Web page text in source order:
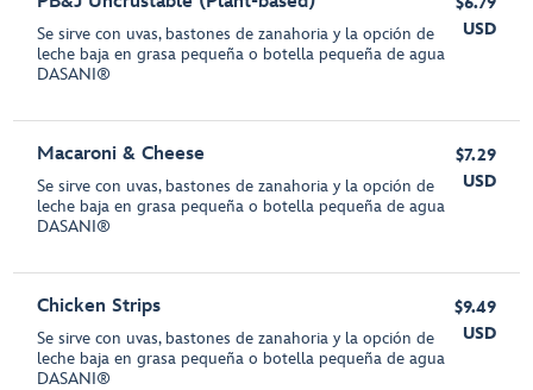
Se sirve con uvas, bastones de zanahoria y la opción de
leche baja en grasa pequeña o botella pequeña de agua
DASANI®
USD
Macaroni & Cheese
Se sirve con uvas, bastones de zanahoria y la opción de
leche baja en grasa pequeña o botella pequeña de agua
DASANI®
$7.29
USD
Chicken Strips
Se sirve con uvas, bastones de zanahoria y la opción de
leche baja en grasa pequeña o botella pequeña de agua
DASANI®
$9.49
USD